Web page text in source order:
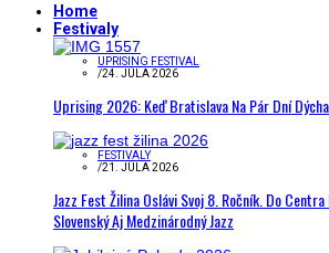
Home
Festivaly
UPRISING FESTIVAL
/24. JÚLA 2026
Uprising 2026: Keď Bratislava Na Pár Dní
FESTIVALY
/21. JÚLA 2026
Jazz Fest Žilina Oslávi Svoj 8. Ročník. Do
Slovenský Aj Medzinárodný Jazz